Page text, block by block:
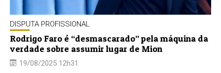
DISPUTA PROFISSIONAL
Rodrigo Faro é “desmascarado” pela máquina da
verdade sobre assumir lugar de Mion
19/08/2025 12h31